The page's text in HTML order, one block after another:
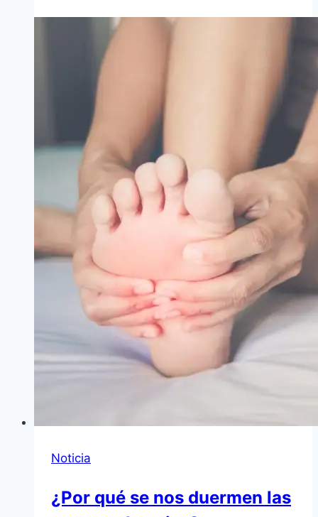
Noticia
¿Por qué se nos duermen las